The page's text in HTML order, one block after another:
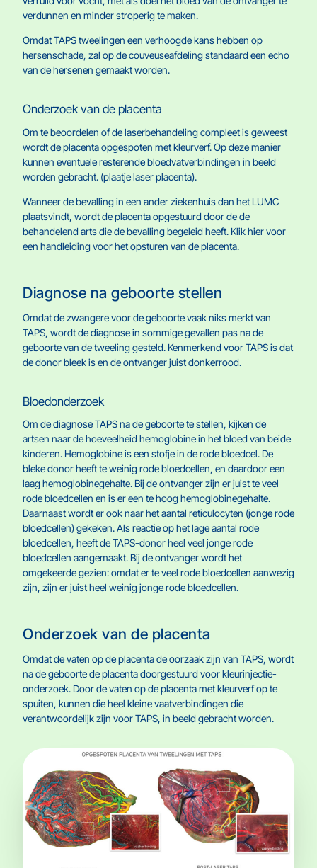
verdunnen en minder stroperig te maken.
Omdat TAPS tweelingen een verhoogde kans hebben op
hersenschade, zal op de couveuseafdeling standaard een echo
van de hersenen gemaakt worden.
Onderzoek van de placenta
Om te beoordelen of de laserbehandeling compleet is geweest
wordt de placenta opgespoten met kleurverf. Op deze manier
kunnen eventuele resterende bloedvatverbindingen in beeld
worden gebracht. (plaatje laser placenta).
Wanneer de bevalling in een ander ziekenhuis dan het LUMC
plaatsvindt, wordt de placenta opgestuurd door de de
behandelend arts die de bevalling begeleid heeft. Klik hier voor
een handleiding voor het opsturen van de placenta.
Diagnose na geboorte stellen
Omdat de zwangere voor de geboorte vaak niks merkt van
TAPS, wordt de diagnose in sommige gevallen pas na de
geboorte van de tweeling gesteld. Kenmerkend voor TAPS is dat
de donor bleek is en de ontvanger juist donkerrood.
Bloedonderzoek
Om de diagnose TAPS na de geboorte te stellen, kijken de
artsen naar de hoeveelheid hemoglobine in het bloed van beide
kinderen. Hemoglobine is een stofje in de rode bloedcel. De
bleke donor heeft te weinig rode bloedcellen, en daardoor een
laag hemoglobinegehalte. Bij de ontvanger zijn er juist te veel
rode bloedcellen en is er een te hoog hemoglobinegehalte.
Daarnaast wordt er ook naar het aantal reticulocyten (jonge rode
bloedcellen) gekeken. Als reactie op het lage aantal rode
bloedcellen, heeft de TAPS-donor heel veel jonge rode
bloedcellen aangemaakt. Bij de ontvanger wordt het
omgekeerde gezien: omdat er te veel rode bloedcellen aanwezig
zijn, zijn er juist heel weinig jonge rode bloedcellen.
Onderzoek van de placenta
Omdat de vaten op de placenta de oorzaak zijn van TAPS, wordt
na de geboorte de placenta doorgestuurd voor kleurinjectie-
onderzoek. Door de vaten op de placenta met kleurverf op te
spuiten, kunnen die heel kleine vaatverbindingen die
verantwoordelijk zijn voor TAPS, in beeld gebracht worden.